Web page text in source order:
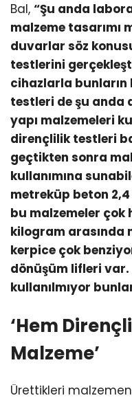
Bal, “Şu anda
malzeme
duvarlar söz
testlerini
cihazlarla bunların
testleri de şu anda
yapı malzemeleri
dirençlilik testleri
geçtikten sonra
kullanımına
metreküp beton 2,4
bu malzemeler çok
kilogram arasında
kerpice çok
dönüşüm lifleri
kullanılmıyor
‘Hem
Malzeme’
Ürettikleri